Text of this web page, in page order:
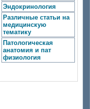
Эндокринология
Различные статьи на
медицинскую
тематику
Патологическая
анатомия и пат
физиология